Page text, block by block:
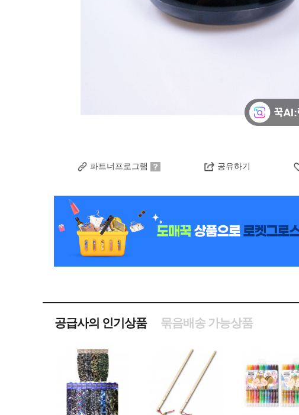
파트너프로그램 공유하기
공급사의 인기상품 묶음배송 가능상품